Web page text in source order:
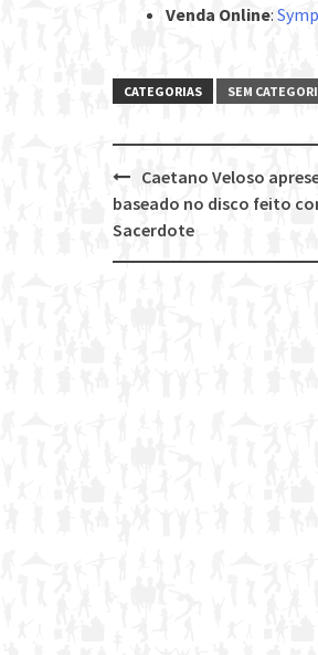
Venda Online:
CATEGORIAS SEM
Post
navigation
Caetano Veloso
baseado no disco feito
Sacerdote